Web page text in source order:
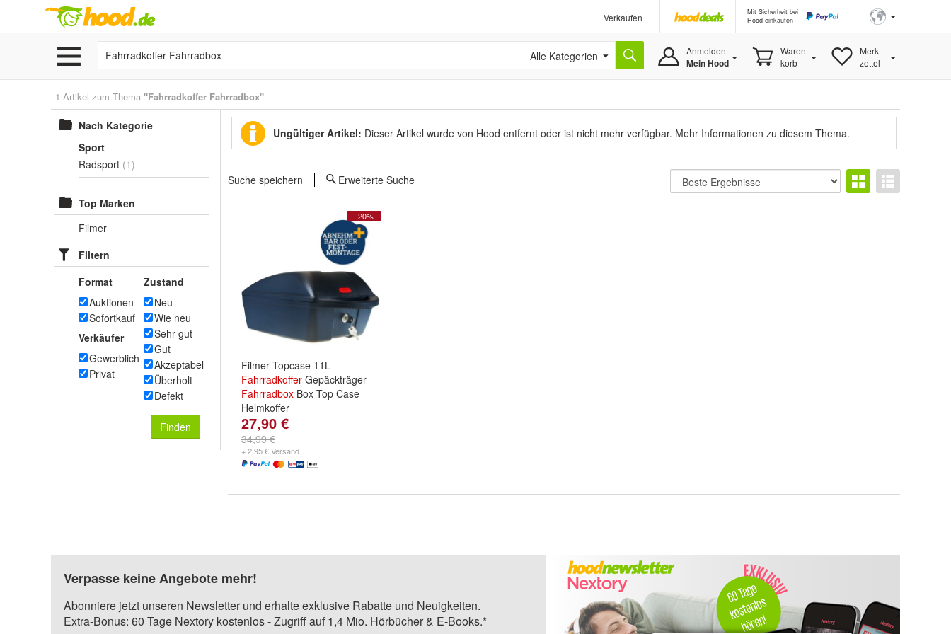
Verkaufen
Mit Sicherheit bei
Hood einkaufen
Alle Kategorien Anmelden
Mein Hood
Waren-
korb
Merk-
zettel
1 Artikel zum Thema "Fahrradkoffer Fahrradbox"
Nach Kategorie
Sport
Radsport (1)
Top Marken
Filmer
Filtern
Format
Auktionen
Sofortkauf
Verkäufer
Gewerblich
Privat
Zustand
Neu
Wie neu
Sehr gut
Gut
Akzeptabel
Überholt
Defekt
Finden
Ungültiger Artikel: Dieser Artikel wurde von Hood entfernt oder ist nicht mehr verfügbar. Mehr Informationen zu diesem Thema.
Suche speichern Erweiterte Suche
- 20%
Filmer Topcase 11L
Fahrradkoffer Gepäckträger
Fahrradbox Box Top Case
Helmkoffer
27,90 €
34,99 €
+ 2,95 € Versand
Verpasse keine Angebote mehr!
Abonniere jetzt unseren Newsletter und erhalte exklusive Rabatte und Neuigkeiten.
Extra-Bonus: 60 Tage Nextory kostenlos - Zugriff auf 1,4 Mio. Hörbücher & E-Books.*